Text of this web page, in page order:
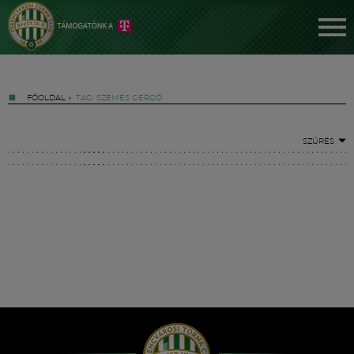
FŐOLDAL » TAG: SZEMES GERGŐ
SZŰRÉS
Hírek